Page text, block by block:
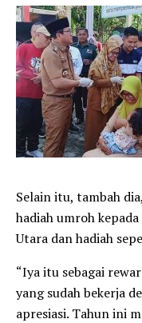
Selain itu, tambah
hadiah umroh
Utara dan hadiah
“Iya itu sebagai
yang sudah bekerja
apresiasi. Tahun ini